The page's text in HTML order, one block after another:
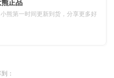
正品
熊第一时间更新到货，分享更多好
：